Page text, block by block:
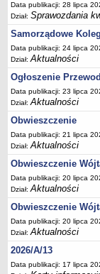
Wieloletnia
Majątek gminy
Majątek
Dług publiczny
Realizacja
Sprawozdania z
Sprawozdania
Sprawozdania
Informacje z
Interpretacje
SPRAWY DO
BUDOWA
Preferencyjny
Wykaz spraw
Data publikacji: 28 lipca
Dział:Sprawozdania
Samorządowe
Data publikacji: 24 lipca
Dział:Aktualności
Ogłoszenie
Data publikacji: 23 lipca
Dział:Aktualności
Obwieszczenie
Data publikacji: 21 lipca
Dział:Aktualności
Obwieszczenie
Data publikacji: 20 lipca
Dział:Aktualności
Obwieszczenie
Data publikacji: 20 lipca
Dział:Aktualności
2026/A/13
Data publikacji: 17 lipca